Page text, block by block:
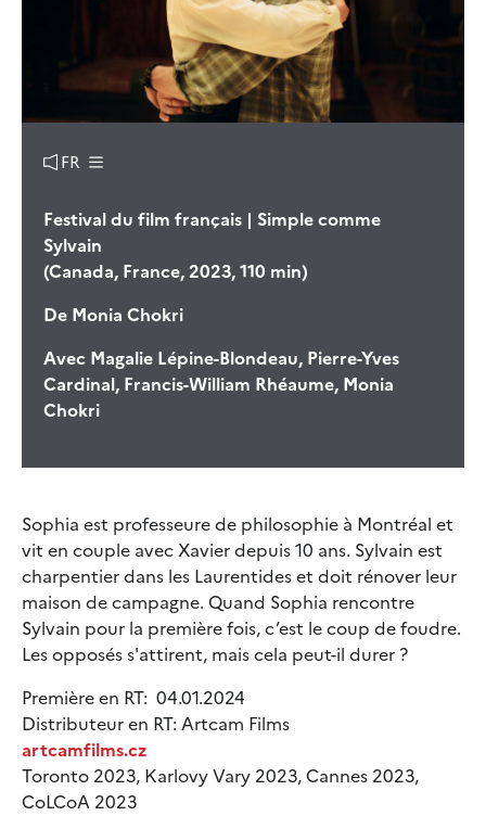
FR
Festival du film français | Simple comme
Sylvain
(Canada, France, 2023, 110 min)
De Monia Chokri
Avec Magalie Lépine-Blondeau, Pierre-Yves
Cardinal, Francis-William Rhéaume, Monia
Chokri
Sophia est professeure de philosophie à Montréal et
vit en couple avec Xavier depuis 10 ans. Sylvain est
charpentier dans les Laurentides et doit rénover leur
maison de campagne. Quand Sophia rencontre
Sylvain pour la première fois, c’est le coup de foudre.
Les opposés s'attirent, mais cela peut-il durer ?
Première en RT: 04.01.2024
Distributeur en RT: Artcam Films
artcamfilms.cz
Toronto 2023, Karlovy Vary 2023, Cannes 2023,
CoLCoA 2023